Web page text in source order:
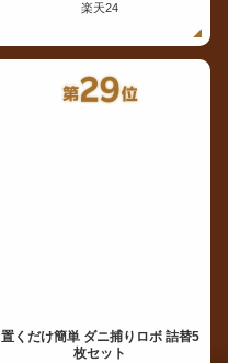
楽天24
置くだけ簡単 ダニ捕りロボ 詰替5
枚セット